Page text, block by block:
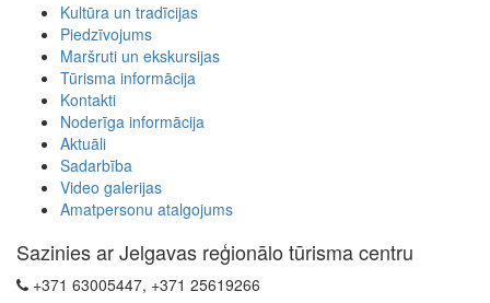
Kultūra un tradīcijas
Piedzīvojums
Maršruti un ekskursijas
Tūrisma informācija
Kontakti
Noderīga informācija
Aktuāli
Sadarbība
Video galerijas
Amatpersonu atalgojums
Sazinies ar Jelgavas reģionālo tūrisma centru
+371 63005447, +371 25619266